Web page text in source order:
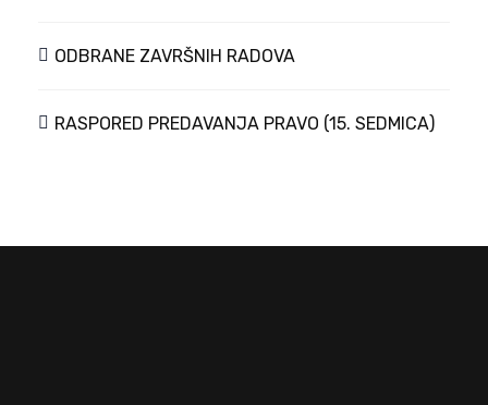
ODBRANE ZAVRŠNIH RADOVA
RASPORED PREDAVANJA PRAVO (15. SEDMICA)